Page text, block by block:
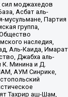
моджахедов
Асбат аль-
мусульмане, Партия
группа,
наследия,
Аль-Каида, Имарат
Джабха аль-
К. Минина и Д.
АУМ Синрике,
Тахрир аш-Шам,